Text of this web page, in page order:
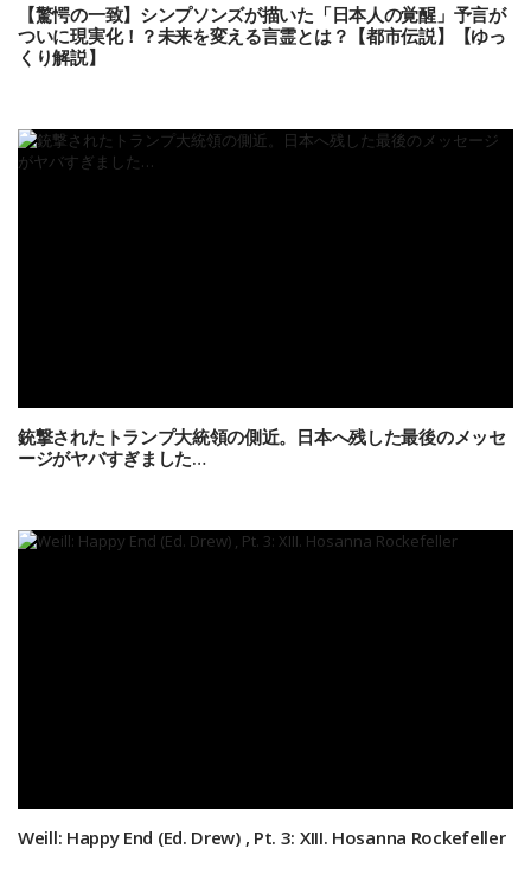
【驚愕の一致】シンプソンズが描いた「日本人の覚醒」予言が
ついに現実化！？未来を変える言霊とは？【都市伝説】【ゆっ
くり解説】
銃撃されたトランプ大統領の側近。日本へ残した最後のメッセ
ージがヤバすぎました…
Weill: Happy End (Ed. Drew) , Pt. 3: XIII. Hosanna Rockefeller